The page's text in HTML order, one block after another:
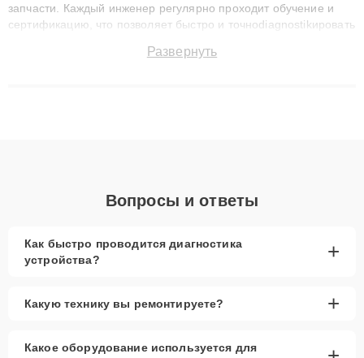
запчасти. Каждый инженер регулярно проходит обучение и
сертификацию, что позволяет быстро и точноdiagnostikировать
до 3 лет. Наши мастера решают сложные случаи: от замены
Развернуть
Вопросы и ответы
Как быстро проводится диагностика
устройства?
+
Какую технику вы ремонтируете? +
Какое оборудование используется для